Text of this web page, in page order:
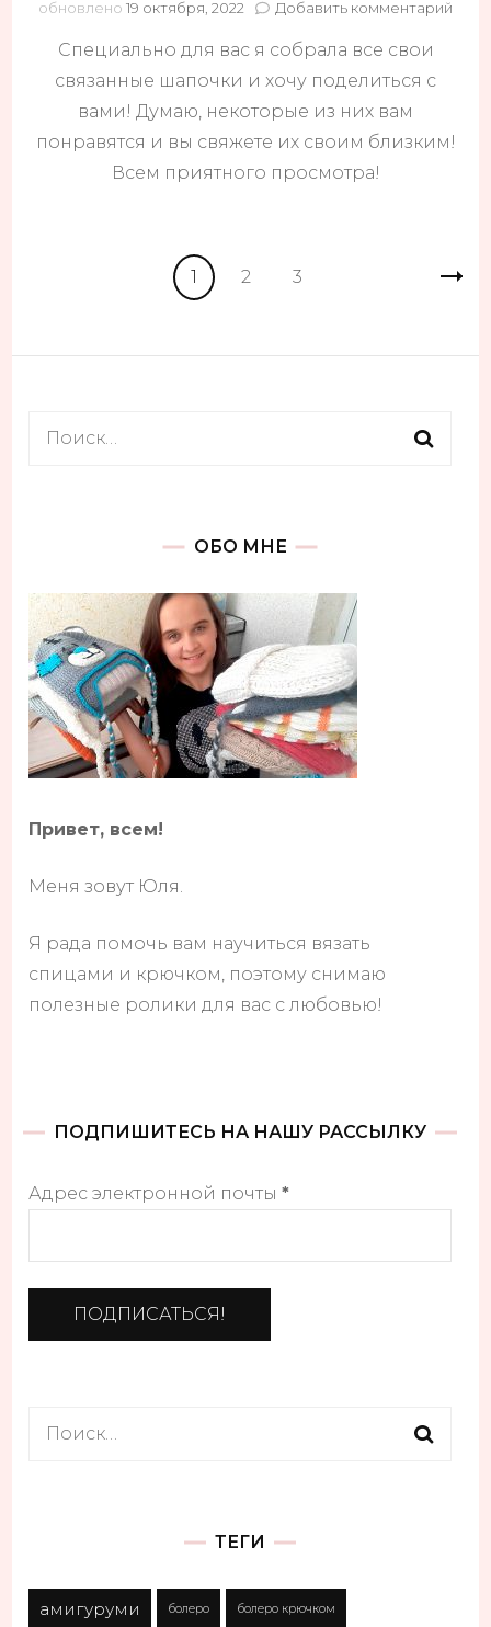
обновлено 19 октября, 2022 Добавить комментарий
Специально для вас я собрала все свои
связанные шапочки и хочу поделиться с
вами! Думаю, некоторые из них вам
понравятся и вы свяжете их своим близким!
Всем приятного просмотра!
Навигация Страница
1 Страница
2 Страница
3
Найти:
ОБО МНЕ
Привет, всем!
Меня зовут Юля.
Я рада помочь вам научиться вязать
спицами и крючком, поэтому снимаю
полезные ролики для вас с любовью!
ПОДПИШИТЕСЬ НА НАШУ РАССЫЛКУ
Адрес электронной почты*
Найти:
ТЕГИ
амигуруми болеро болеро крючком